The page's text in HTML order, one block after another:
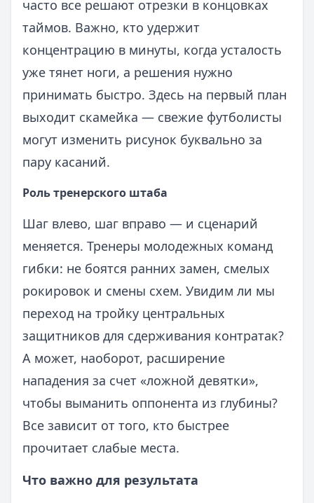
часто все решают отрезки в концовках
таймов. Важно, кто удержит
концентрацию в минуты, когда усталость
уже тянет ноги, а решения нужно
принимать быстро. Здесь на первый план
выходит скамейка — свежие футболисты
могут изменить рисунок буквально за
пару касаний.
Роль тренерского штаба
Шаг влево, шаг вправо — и сценарий
меняется. Тренеры молодежных команд
гибки: не боятся ранних замен, смелых
рокировок и смены схем. Увидим ли мы
переход на тройку центральных
защитников для сдерживания контратак?
А может, наоборот, расширение
нападения за счет «ложной девятки»,
чтобы выманить оппонента из глубины?
Все зависит от того, кто быстрее
прочитает слабые места.
Что важно для результата